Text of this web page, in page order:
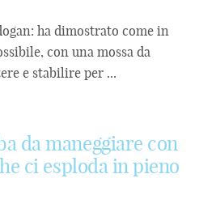
ha dimostrato come in
con una mossa da
e stabilire per ...
da maneggiare con
ci esploda in pieno